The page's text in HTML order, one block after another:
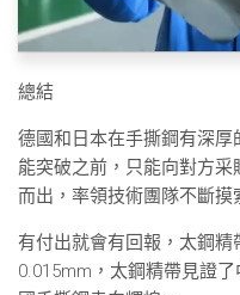
總結
德國和日本在手撕鋼有深
能突破之前，只能向對方
而出，率領技術團隊不斷摸
有付出就會有回報，太鋼精
0.015mm，太鋼精帶見證